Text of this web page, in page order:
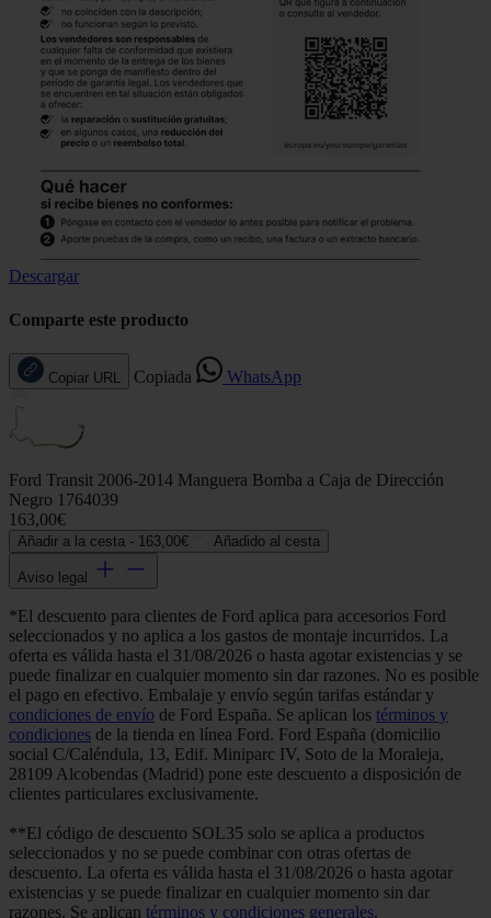
Descargar
Comparte este producto
Copiar URL Copiada WhatsApp
Ford Transit 2006-2014 Manguera Bomba a Caja de Dirección
Negro 1764039
163,00€
Añadir a la cesta - 163,00€ Añadido al cesta
Aviso legal
*El descuento para clientes de Ford aplica para accesorios Ford
seleccionados y no aplica a los gastos de montaje incurridos. La
oferta es válida hasta el 31/08/2026 o hasta agotar existencias y se
puede finalizar en cualquier momento sin dar razones. No es posible
el pago en efectivo. Embalaje y envío según tarifas estándar y
condiciones de envío de Ford España. Se aplican los términos y
condiciones de la tienda en línea Ford. Ford España (domicilio
social C/Caléndula, 13, Edif. Miniparc IV, Soto de la Moraleja,
28109 Alcobendas (Madrid) pone este descuento a disposición de
clientes particulares exclusivamente.
**El código de descuento SOL35 solo se aplica a productos
seleccionados y no se puede combinar con otras ofertas de
descuento. La oferta es válida hasta el 31/08/2026 o hasta agotar
existencias y se puede finalizar en cualquier momento sin dar
razones. Se aplican términos y condiciones generales.